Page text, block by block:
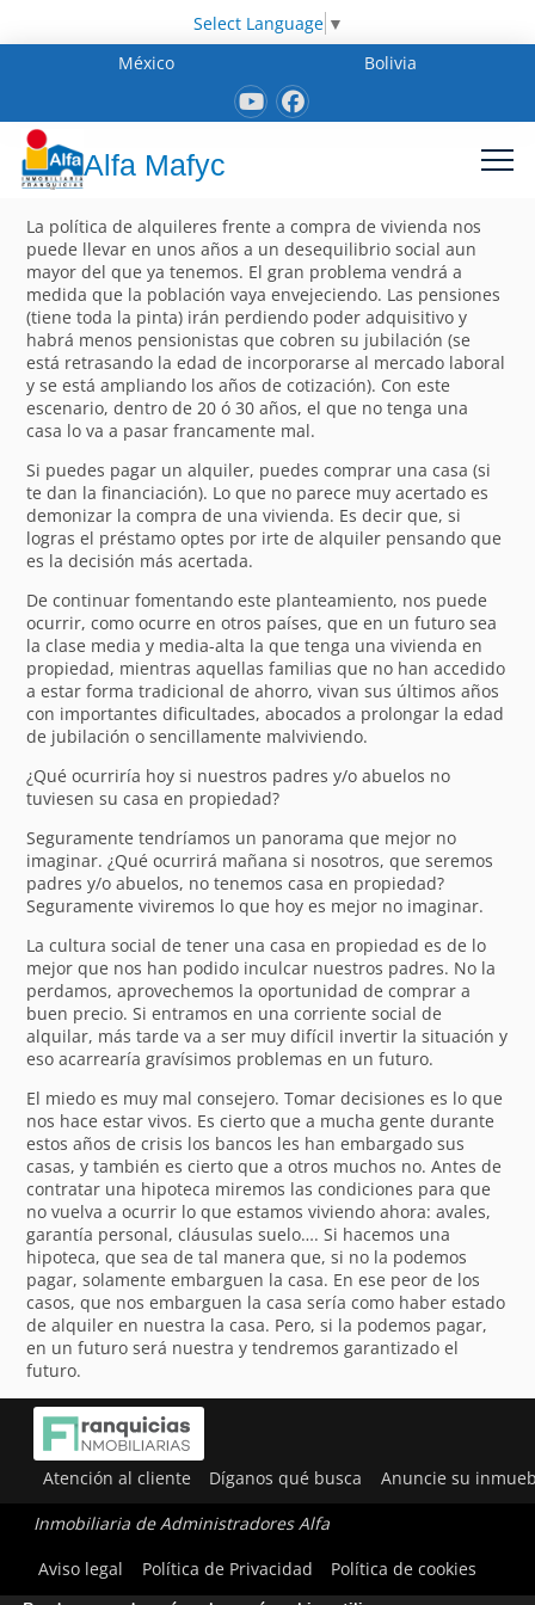
Select Language ▼
México
Bolivia
Alfa Mafyc
La política de alquileres frente a compra de vivienda nos
puede llevar en unos años a un desequilibrio social aun
mayor del que ya tenemos. El gran problema vendrá a
medida que la población vaya envejeciendo. Las pensiones
(tiene toda la pinta) irán perdiendo poder adquisitivo y
habrá menos pensionistas que cobren su jubilación (se
está retrasando la edad de incorporarse al mercado laboral
y se está ampliando los años de cotización). Con este
escenario, dentro de 20 ó 30 años, el que no tenga una
casa lo va a pasar francamente mal.
Si puedes pagar un alquiler, puedes comprar una casa (si
te dan la financiación). Lo que no parece muy acertado es
demonizar la compra de una vivienda. Es decir que, si
logras el préstamo optes por irte de alquiler pensando que
es la decisión más acertada.
De continuar fomentando este planteamiento, nos puede
ocurrir, como ocurre en otros países, que en un futuro sea
la clase media y media-alta la que tenga una vivienda en
propiedad, mientras aquellas familias que no han accedido
a estar forma tradicional de ahorro, vivan sus últimos años
con importantes dificultades, abocados a prolongar la edad
de jubilación o sencillamente malviviendo.
¿Qué ocurriría hoy si nuestros padres y/o abuelos no
tuviesen su casa en propiedad?
Seguramente tendríamos un panorama que mejor no
imaginar. ¿Qué ocurrirá mañana si nosotros, que seremos
padres y/o abuelos, no tenemos casa en propiedad?
Seguramente viviremos lo que hoy es mejor no imaginar.
La cultura social de tener una casa en propiedad es de lo
mejor que nos han podido inculcar nuestros padres. No la
perdamos, aprovechemos la oportunidad de comprar a
buen precio. Si entramos en una corriente social de
alquilar, más tarde va a ser muy difícil invertir la situación y
eso acarrearía gravísimos problemas en un futuro.
El miedo es muy mal consejero. Tomar decisiones es lo que
nos hace estar vivos. Es cierto que a mucha gente durante
estos años de crisis los bancos les han embargado sus
casas, y también es cierto que a otros muchos no. Antes de
contratar una hipoteca miremos las condiciones para que
no vuelva a ocurrir lo que estamos viviendo ahora: avales,
garantía personal, cláusulas suelo…. Si hacemos una
hipoteca, que sea de tal manera que, si no la podemos
pagar, solamente embarguen la casa. En ese peor de los
casos, que nos embarguen la casa sería como haber estado
de alquiler en nuestra la casa. Pero, si la podemos pagar,
en un futuro será nuestra y tendremos garantizado el
futuro.
Atención al cliente Díganos qué busca Anuncie su
Inmobiliaria de Administradores Alfa
Aviso legal
Política de Privacidad Política de cookies
Utilizamos cookies para ofrecerte la mejor experiencia en